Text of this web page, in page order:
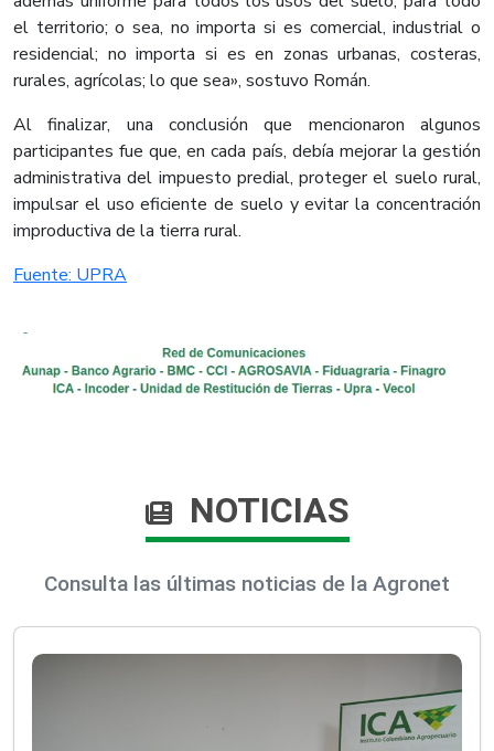
el territorio; o sea, no importa si es comercial, industrial o
residencial; no importa si es en zonas urbanas, costeras,
rurales, agrícolas; lo que sea», sostuvo Román.
Al finalizar, una conclusión que mencionaron algunos
participantes fue que, en cada país, debía mejorar la gestión
administrativa del impuesto predial, proteger el suelo rural,
impulsar el uso eficiente de suelo y evitar la concentración
improductiva de la tierra rural. ​
Fuente: UPRA​
NOTICIAS
Consulta las últimas noticias de la Agronet